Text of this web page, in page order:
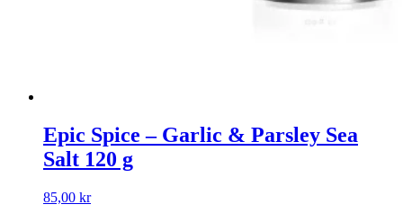
Epic Spice – Garlic & Parsley Sea
Salt 120 g
85,00 kr